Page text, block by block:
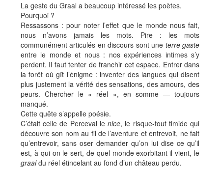
La geste du Graal a beaucoup intéressé les poètes.
Pourquoi ?
Ressassons : pour noter l’effet que le monde nous fait,
nous n’avons jamais les mots. Pire : les mots
communément articulés en discours sont une terre gaste
entre le monde et nous : nos expériences intimes s’y
perdent. Il faut tenter de franchir cet espace. Entrer dans
la forêt où gît l’énigme : inventer des langues qui disent
plus justement la vérité des sensations, des amours, des
peurs. Chercher le « réel », en somme — toujours
manqué.
Cette quête s’appelle poésie.
C’était celle de Perceval lenice, le risque-tout timide qui
découvre son nom au fil de l’aventure et entrevoit, ne fait
qu’entrevoir, sans oser demander qu’on lui dise ce qu’il
est, à qui on le sert, de quel monde exorbitant il vient, le
graaldu réel étincelant au fond d’un château perdu.